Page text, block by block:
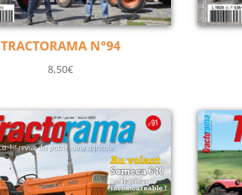
TRACTORAMA N°94
8,50€